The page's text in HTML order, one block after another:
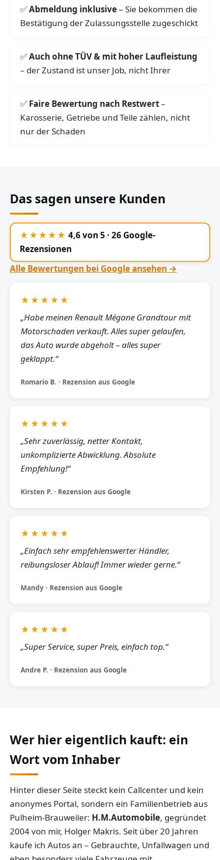
Abmeldung inklusive– Sie bekommen die
Bestätigung der Zulassungsstelle zugeschickt
Auch ohne TÜV & mit hoher Laufleistung
– der Zustand ist unser Job, nicht Ihrer
Faire Bewertung nach Restwert–
Karosserie, Getriebe und Teile zählen, nicht
nur der Schaden
Das sagen unsere Kunden
★★★★★ 4,6 von 5 · 26 Google-
Rezensionen
Alle Bewertungen bei Google ansehen →
★★★★★
„Habe meinen Renault Mégane Grandtour mit
Motorschaden verkauft. Alles super gelaufen,
das Auto wurde abgeholt – alles super
geklappt.“
Romario B. · Rezension aus Google
★★★★★
„Sehr zuverlässig, netter Kontakt,
unkomplizierte Abwicklung. Absolute
Empfehlung!“
Kirsten P. · Rezension aus Google
★★★★★
„Einfach sehr empfehlenswerter Händler,
reibungsloser Ablauf! Immer wieder gerne.“
Mandy · Rezension aus Google
★★★★★
„Super Service, super Preis, einfach top.“
Andre P. · Rezension aus Google
Wer hier eigentlich kauft: ein
Wort vom Inhaber
Hinter dieser Seite steckt kein Callcenter und kein
anonymes Portal, sondern ein Familienbetrieb aus
Pulheim-Brauweiler: H.M.Automobile, gegründet
2004 von mir, Holger Makris. Seit über 20 Jahren
kaufe ich Autos an – Gebrauchte, Unfallwagen und